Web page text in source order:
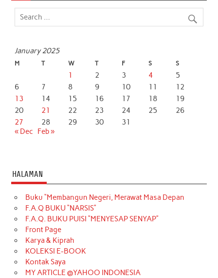
o
o
e
A
d
January 2025
M T W T F S S
1 2 3 4
5
6
7 8 9 10 11
12
13
14 15 16 17 18
19
20
21 22 23 24 25
26
27
28 29 30
31
« Dec
Feb »
HALAMAN
Buku “Membangun Negeri, Merawat Masa Depan
F.A.Q BUKU “NARSIS”
F.A.Q. BUKU PUISI “MENYESAP SENYAP”
Front Page
Karya & Kiprah
KOLEKSI E-BOOK
Kontak Saya
MY ARTICLE @YAHOO INDONESIA